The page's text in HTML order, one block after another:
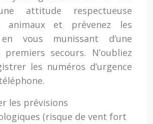
attitude respectueuse
animaux et prévenez les
vous munissant d’une
secours. N’oubliez
les numéros d’urgence
les prévisions
(risque de vent fort